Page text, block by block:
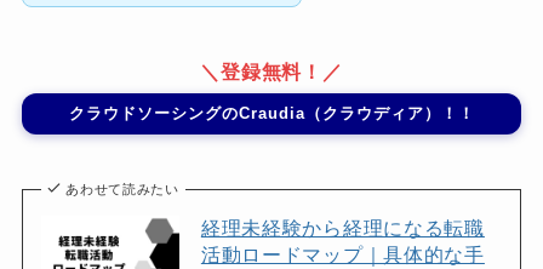
＼登録無料！／
クラウドソーシングのCraudia（クラウディア）！！
あわせて読みたい
経理未経験から経理になる転職
活動ロードマップ｜具体的な手